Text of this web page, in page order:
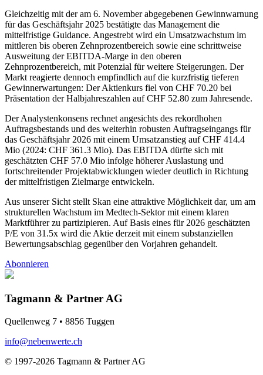
Gleichzeitig mit der am 6. November abgegebenen Gewinnwarnung
für das Geschäftsjahr 2025 bestätigte das Management die
mittelfristige Guidance. Angestrebt wird ein Umsatzwachstum im
mittleren bis oberen Zehnprozentbereich sowie eine schrittweise
Ausweitung der EBITDA-Marge in den oberen
Zehnprozentbereich, mit Potenzial für weitere Steigerungen. Der
Markt reagierte dennoch empfindlich auf die kurzfristig tieferen
Gewinnerwartungen: Der Aktienkurs fiel von CHF 70.20 bei
Präsentation der Halbjahreszahlen auf CHF 52.80 zum Jahresende.
Der Analystenkonsens rechnet angesichts des rekordhohen
Auftragsbestands und des weiterhin robusten Auftragseingangs für
das Geschäftsjahr 2026 mit einem Umsatzanstieg auf CHF 414.4
Mio (2024: CHF 361.3 Mio). Das EBITDA dürfte sich mit
geschätzten CHF 57.0 Mio infolge höherer Auslastung und
fortschreitender Projektabwicklungen wieder deutlich in Richtung
der mittelfristigen Zielmarge entwickeln.
Aus unserer Sicht stellt Skan eine attraktive Möglichkeit dar, um am
strukturellen Wachstum im Medtech-Sektor mit einem klaren
Marktführer zu partizipieren. Auf Basis eines für 2026 geschätzten
P/E von 31.5x wird die Aktie derzeit mit einem substanziellen
Bewertungsabschlag gegenüber den Vorjahren gehandelt.
Abonnieren
Tagmann & Partner AG
Quellenweg 7 • 8856 Tuggen
info@nebenwerte.ch
© 1997-2026 Tagmann & Partner AG